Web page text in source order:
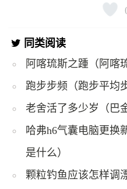
同类阅读
阿喀琉斯之踵（阿喀
跑步步频（跑步平均
老舍活了多少岁（巴
哈弗h6气囊电脑更换
是什么）
颗粒钓鱼应该怎样调